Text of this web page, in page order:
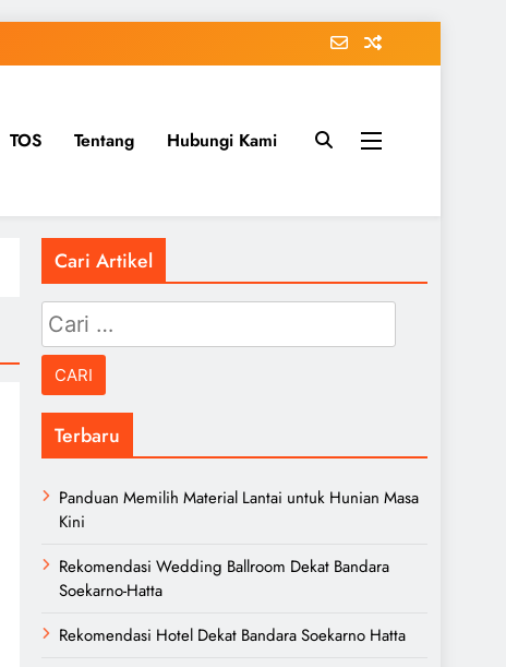
TOS Tentang Hubungi Kami
Cari Artikel
Cari
untuk:
Terbaru
Panduan Memilih Material Lantai untuk Hunian Masa
Kini
Rekomendasi Wedding Ballroom Dekat Bandara
Soekarno-Hatta
Rekomendasi Hotel Dekat Bandara Soekarno Hatta